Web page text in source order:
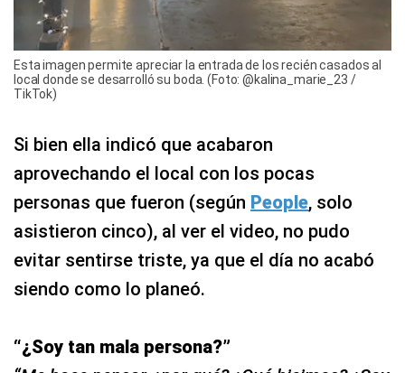
Esta imagen permite apreciar la entrada de los recién casados al
local donde se desarrolló su boda. (Foto: @kalina_marie_23 /
TikTok)
Si bien ella indicó que acabaron
aprovechando el local con los pocas
personas que fueron (según People, solo
asistieron cinco), al ver el video, no pudo
evitar sentirse triste, ya que el día no acabó
siendo como lo planeó.
“¿Soy tan mala persona?”